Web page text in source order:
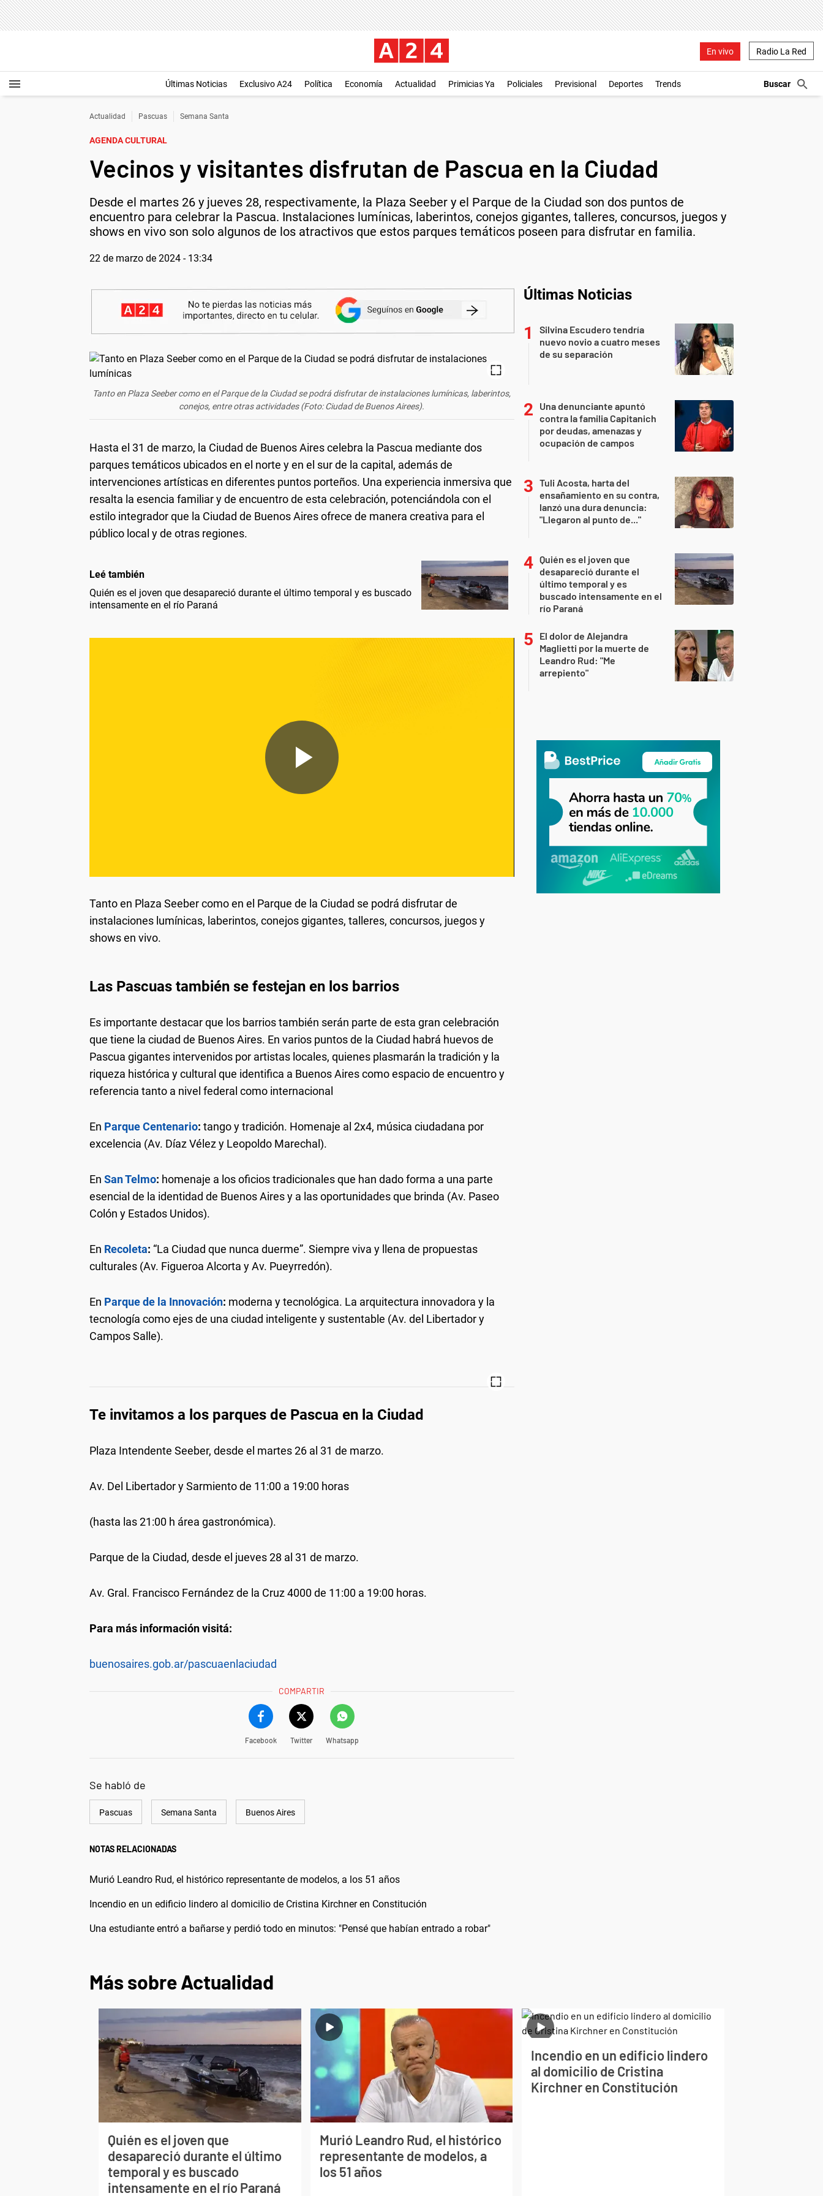
En vivo Radio La Red
Últimas Noticias Exclusivo A24 Política Economía Actualidad Primicias Ya Policiales Previsional Deportes Trends
Actualidad Pascuas Semana Santa
AGENDA CULTURAL
Vecinos y visitantes disfrutan de Pascua en la Ciudad
Desde el martes 26 y jueves 28, respectivamente, la Plaza Seeber y el Parque de la Ciudad son dos puntos de
encuentro para celebrar la Pascua. Instalaciones lumínicas, laberintos, conejos gigantes, talleres, concursos, juegos y
shows en vivo son solo algunos de los atractivos que estos parques temáticos poseen para disfrutar en familia.
22 de marzo de 2024 - 13:34
Tanto en Plaza Seeber como en el Parque de la Ciudad se podrá disfrutar de instalaciones lumínicas, laberintos,
conejos, entre otras actividades (Foto: Ciudad de Buenos Airees).
Hasta el 31 de marzo, la Ciudad de Buenos Aires celebra la Pascua mediante dos
parques temáticos ubicados en el norte y en el sur de la capital, además de
intervenciones artísticas en diferentes puntos porteños. Una experiencia inmersiva que
resalta la esencia familiar y de encuentro de esta celebración, potenciándola con el
estilo integrador que la Ciudad de Buenos Aires ofrece de manera creativa para el
público local y de otras regiones.
Leé también
Quién es el joven que desapareció durante el último temporal y es buscado
intensamente en el río Paraná
Tanto en Plaza Seeber como en el Parque de la Ciudad se podrá disfrutar de
instalaciones lumínicas, laberintos, conejos gigantes, talleres, concursos, juegos y
shows en vivo.
Las Pascuas también se festejan en los barrios
Es importante destacar que los barrios también serán parte de esta gran celebración
que tiene la ciudad de Buenos Aires. En varios puntos de la Ciudad habrá huevos de
Pascua gigantes intervenidos por artistas locales, quienes plasmarán la tradición y la
riqueza histórica y cultural que identifica a Buenos Aires como espacio de encuentro y
referencia tanto a nivel federal como internacional
En Parque Centenario: tango y tradición. Homenaje al 2x4, música ciudadana por
excelencia (Av. Díaz Vélez y Leopoldo Marechal).
En San Telmo: homenaje a los oficios tradicionales que han dado forma a una parte
esencial de la identidad de Buenos Aires y a las oportunidades que brinda (Av. Paseo
Colón y Estados Unidos).
En Recoleta: “La Ciudad que nunca duerme”. Siempre viva y llena de propuestas
culturales (Av. Figueroa Alcorta y Av. Pueyrredón).
En Parque de la Innovación: moderna y tecnológica. La arquitectura innovadora y la
tecnología como ejes de una ciudad inteligente y sustentable (Av. del Libertador y
Campos Salle).
Te invitamos a los parques de Pascua en la Ciudad
Plaza Intendente Seeber, desde el martes 26 al 31 de marzo.
Av. Del Libertador y Sarmiento de 11:00 a 19:00 horas
(hasta las 21:00 h área gastronómica).
Parque de la Ciudad, desde el jueves 28 al 31 de marzo.
Av. Gral. Francisco Fernández de la Cruz 4000 de 11:00 a 19:00 horas.
Para más información visitá:
buenosaires.gob.ar/pascuaenlaciudad
COMPARTIR
Facebook Twitter Whatsapp
Se habló de
Pascuas Semana Santa Buenos Aires
NOTAS RELACIONADAS
Murió Leandro Rud, el histórico representante de modelos, a los 51 años
Incendio en un edificio lindero al domicilio de Cristina Kirchner en Constitución
Una estudiante entró a bañarse y perdió todo en minutos: "Pensé que habían entrado a robar"
Últimas Noticias
Silvina Escudero tendría
nuevo novio a cuatro meses
de su separación
Una denunciante apuntó
contra la familia Capitanich
por deudas, amenazas y
ocupación de campos
Tuli Acosta, harta del
ensañamiento en su contra,
lanzó una dura denuncia:
"Llegaron al punto de..."
Quién es el joven que
desapareció durante el
último temporal y es
buscado intensamente en el
río Paraná
El dolor de Alejandra
Maglietti por la muerte de
Leandro Rud: "Me
arrepiento"
Más sobre Actualidad
Quién es el joven que
desapareció durante el último
temporal y es buscado
intensamente en el río Paraná
Murió Leandro Rud, el histórico
representante de modelos, a
los 51 años
Incendio en un edificio lindero
al domicilio de Cristina
Kirchner en Constitución